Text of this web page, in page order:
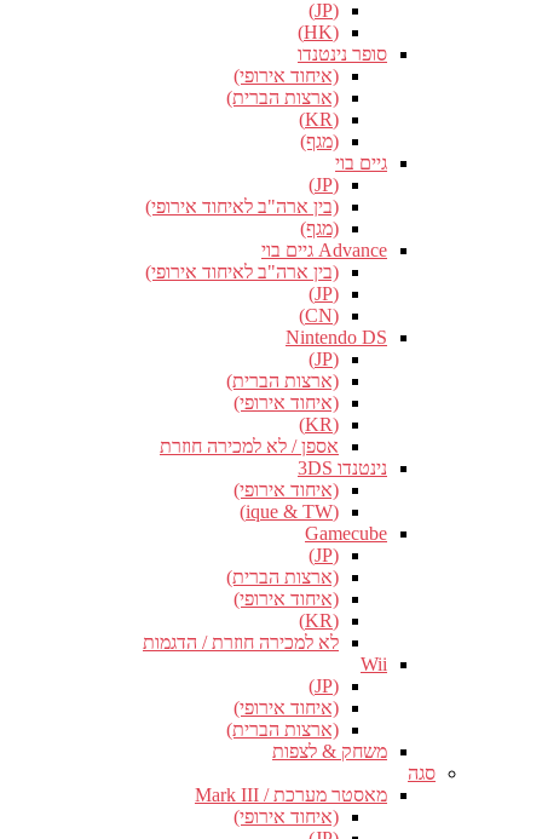
(JP)
(HK)
סופר נינטנדו
(איחוד אירופי)
(ארצות הברית)
(KR)
(מגף)
גיים בוי
(JP)
(בין ארה"ב לאיחוד אירופי)
(מגף)
Advance גיים בוי
(בין ארה"ב לאיחוד אירופי)
(JP)
(CN)
Nintendo DS
(JP)
(ארצות הברית)
(איחוד אירופי)
(KR)
אספן / לא למכירה חוזרת
נינטנדו 3DS
(איחוד אירופי)
(ique & TW)
Gamecube
(JP)
(ארצות הברית)
(איחוד אירופי)
(KR)
לא למכירה חוזרת / הדגמות
Wii
(JP)
(איחוד אירופי)
(ארצות הברית)
משחק & לצפות
סגה
מאסטר מערכת / Mark III
(איחוד אירופי)